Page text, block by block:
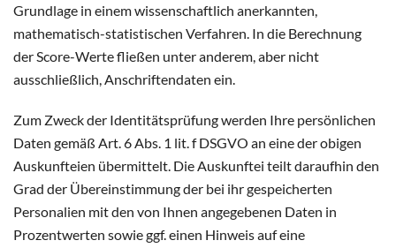
Grundlage in einem wissenschaftlich anerkannten,
mathematisch-statistischen Verfahren. In die Berechnung
der Score-Werte fließen unter anderem, aber nicht
ausschließlich, Anschriftendaten ein.
Zum Zweck der Identitätsprüfung werden Ihre persönlichen
Daten gemäß Art. 6 Abs. 1 lit. f DSGVO an eine der obigen
Auskunfteien übermittelt. Die Auskunftei teilt daraufhin den
Grad der Übereinstimmung der bei ihr gespeicherten
Personalien mit den von Ihnen angegebenen Daten in
Prozentwerten sowie ggf. einen Hinweis auf eine